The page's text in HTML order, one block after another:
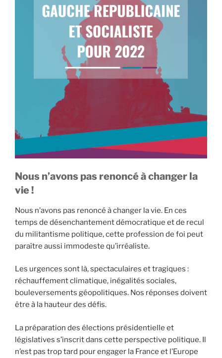
Nous n’avons pas renoncé à changer la
vie !
Nous n’avons pas renoncé à changer la vie. En ces
temps de désenchantement démocratique et de recul
du militantisme politique, cette profession de foi peut
paraître aussi immodeste qu’irréaliste.
Les urgences sont là, spectaculaires et tragiques :
réchauffement climatique, inégalités sociales,
bouleversements géopolitiques. Nos réponses doivent
être à la hauteur des défis.
La préparation des élections présidentielle et
législatives s’inscrit dans cette perspective politique. Il
n’est pas trop tard pour engager la France et l’Europe